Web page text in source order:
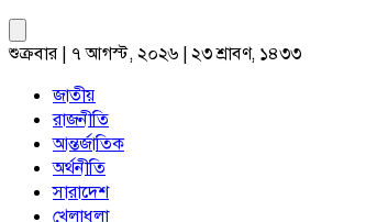
শুক্রবার | ৭ আগস্ট, ২০২৬ | ২৩ শ্রাবণ, ১৪৩৩
জাতীয়
রাজনীতি
আন্তর্জাতিক
অর্থনীতি
সারাদেশ
খেলাধুলা